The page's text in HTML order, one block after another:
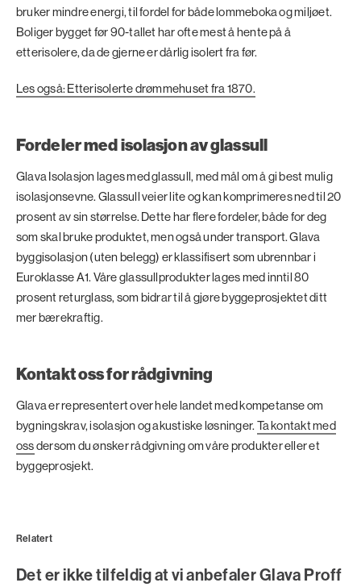
bruker mindre energi, til fordel for både lommeboka og miljøet.
Boliger bygget før 90-tallet har ofte mest å hente på å
etterisolere, da de gjerne er dårlig isolert fra før.
Les også: Etterisolerte drømmehuset fra 1870.
Fordeler med isolasjon av glassull
Glava Isolasjon lages med glassull, med mål om å gi best mulig
isolasjonsevne. Glassull veier lite og kan komprimeres ned til 20
prosent av sin størrelse. Dette har flere fordeler, både for deg
som skal bruke produktet, men også under transport. Glava
byggisolasjon (uten belegg) er klassifisert som ubrennbar i
Euroklasse A1. Våre glassullprodukter lages med inntil 80
prosent returglass, som bidrar til å gjøre byggeprosjektet ditt
mer bærekraftig.
Kontakt oss for rådgivning
Glava er representert over hele landet med kompetanse om
bygningskrav, isolasjon og akustiske løsninger. Ta kontakt med
ossdersom du ønsker rådgivning om våre produkter eller et
byggeprosjekt.
Relatert
Det er ikke tilfeldig at vi anbefaler Glava Proff